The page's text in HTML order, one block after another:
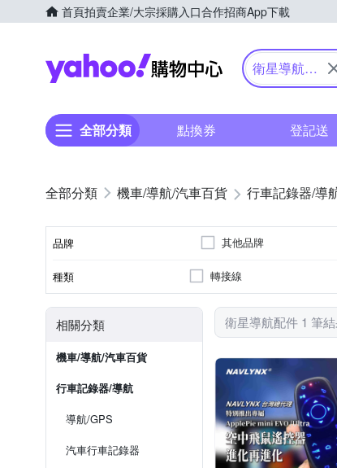
首頁拍賣企業/大宗採購入口合作招商App下載
Yahoo購物中心
衛星導航配
全部分類 點換券 登記送
機車/導航/汽車百貨 行車記錄器/導
品牌 其他品牌
種類 轉接線
相關分類
機車/導航/汽車百貨
行車記錄器/導航
導航/GPS
汽車行車記錄器
衛星導航配件 1 筆